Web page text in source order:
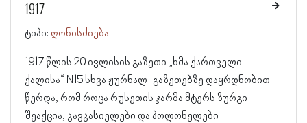
1917
ტიპი: ღონისძიება
1917 წლის 20 ივლისის გაზეთი „ხმა ქართველი
ქალისა“ N15 სხვა ჟურნალ-გაზეთებზე დაყრდნობით
წერდა, რომ როცა რუსეთის ჯარმა მტერს ზურგი
შეაქცია, კავკასიელები და პოლონელები